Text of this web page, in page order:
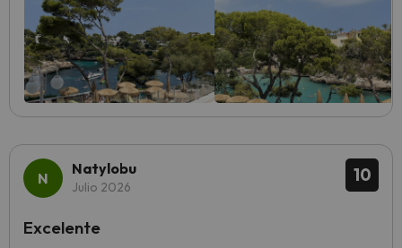
10
Natylobu
Julio 2026
Excelente